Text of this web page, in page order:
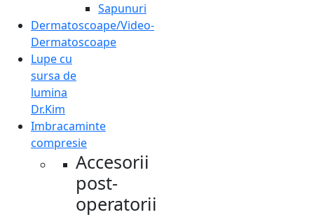
Sapunuri
Dermatoscoape/Video-
Dermatoscoape
Lupe cu
sursa de
lumina
Dr.Kim
Imbracaminte
compresie
Accesorii
post-
operatorii